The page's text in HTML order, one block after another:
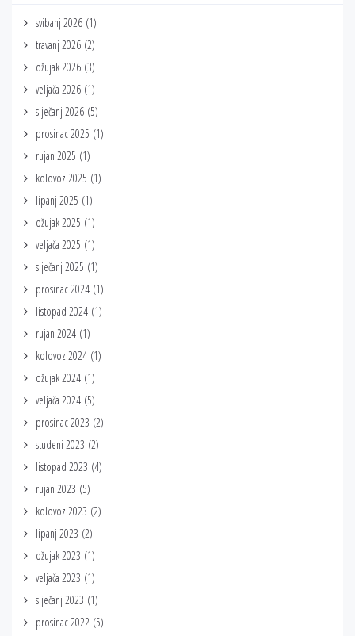
svibanj 2026 (1)
travanj 2026 (2)
ožujak 2026 (3)
veljača 2026 (1)
siječanj 2026 (5)
prosinac 2025 (1)
rujan 2025 (1)
kolovoz 2025 (1)
lipanj 2025 (1)
ožujak 2025 (1)
veljača 2025 (1)
siječanj 2025 (1)
prosinac 2024 (1)
listopad 2024 (1)
rujan 2024 (1)
kolovoz 2024 (1)
ožujak 2024 (1)
veljača 2024 (5)
prosinac 2023 (2)
studeni 2023 (2)
listopad 2023 (4)
rujan 2023 (5)
kolovoz 2023 (2)
lipanj 2023 (2)
ožujak 2023 (1)
veljača 2023 (1)
siječanj 2023 (1)
prosinac 2022 (5)